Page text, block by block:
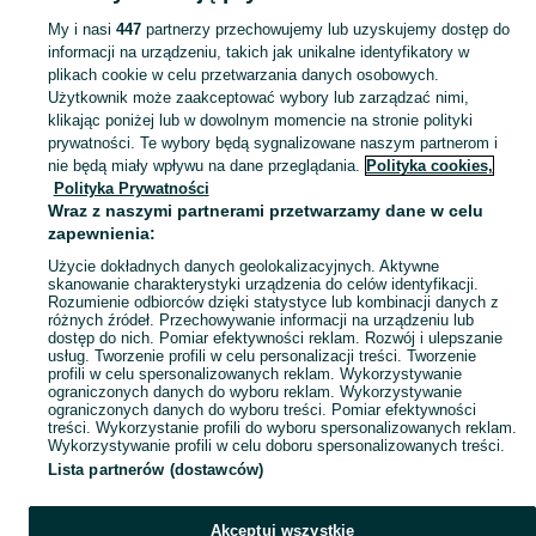
KATEGORIA
Skorzystaj z największego serwisu ogłoszeniowego - Prądocinek i okolice! Kupuj to, czego pragniesz i sprzedawaj to, czego już nie potrzebujesz! Zobacz
Mapa kategorii
Mapa miejscowości
Mapa ministron
Popularne wyszukiwania
My i nasi 447partnerzy przechowujemy lub uzyskujemy dostęp do
informacji na urządzeniu, takich jak unikalne identyfikatory w
plikach cookie w celu przetwarzania danych osobowych.
Użytkownik może zaakceptować wybory lub zarządzać nimi,
klikając poniżej lub w dowolnym momencie na stronie polityki
prywatności. Te wybory będą sygnalizowane naszym partnerom i
nie będą miały wpływu na dane przeglądania. Polityka cookies,
Polityka Prywatności
Wraz z naszymi partnerami przetwarzamy dane w celu
zapewnienia:
Użycie dokładnych danych geolokalizacyjnych. Aktywne
skanowanie charakterystyki urządzenia do celów identyfikacji.
Rozumienie odbiorców dzięki statystyce lub kombinacji danych z
różnych źródeł. Przechowywanie informacji na urządzeniu lub
dostęp do nich. Pomiar efektywności reklam. Rozwój i ulepszanie
usług. Tworzenie profili w celu personalizacji treści. Tworzenie
profili w celu spersonalizowanych reklam. Wykorzystywanie
ograniczonych danych do wyboru reklam. Wykorzystywanie
ograniczonych danych do wyboru treści. Pomiar efektywności
treści. Wykorzystanie profili do wyboru spersonalizowanych reklam.
Wykorzystywanie profili w celu doboru spersonalizowanych treści.
Lista partnerów (dostawców)
Akceptuj wszystkie